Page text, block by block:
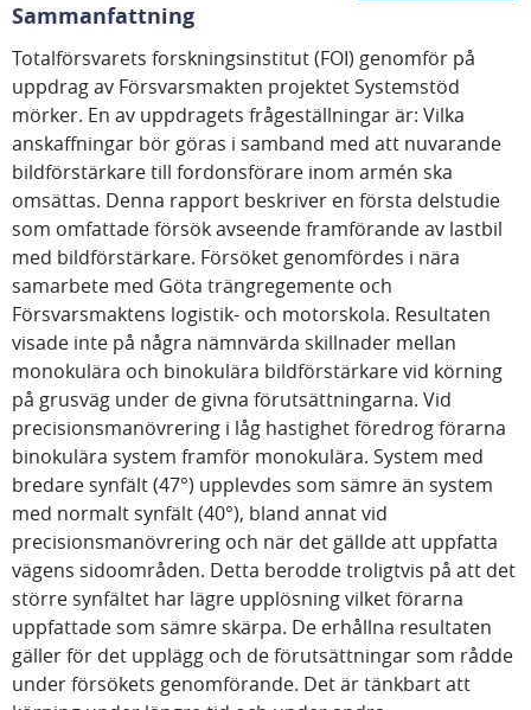
Sammanfattning
Totalförsvarets forskningsinstitut (FOI) genomför på
uppdrag av Försvarsmakten projektet Systemstöd
mörker. En av uppdragets frågeställningar är: Vilka
anskaffningar bör göras i samband med att nuvarande
bildförstärkare till fordonsförare inom armén ska
omsättas. Denna rapport beskriver en första delstudie
som omfattade försök avseende framförande av lastbil
med bildförstärkare. Försöket genomfördes i nära
samarbete med Göta trängregemente och
Försvarsmaktens logistik- och motorskola. Resultaten
visade inte på några nämnvärda skillnader mellan
monokulära och binokulära bildförstärkare vid körning
på grusväg under de givna förutsättningarna. Vid
precisionsmanövrering i låg hastighet föredrog förarna
binokulära system framför monokulära. System med
bredare synfält (47°) upplevdes som sämre än system
med normalt synfält (40°), bland annat vid
precisionsmanövrering och när det gällde att uppfatta
vägens sidoområden. Detta berodde troligtvis på att det
större synfältet har lägre upplösning vilket förarna
uppfattade som sämre skärpa. De erhållna resultaten
gäller för det upplägg och de förutsättningar som rådde
under försökets genomförande. Det är tänkbart att